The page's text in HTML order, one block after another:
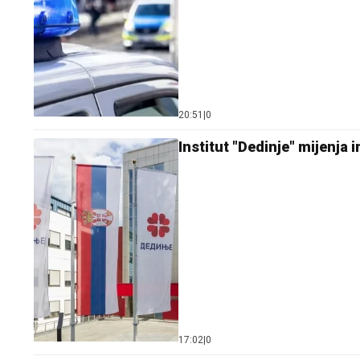
20:51 0
Institut "Dedinje" mijenja
17:02 0